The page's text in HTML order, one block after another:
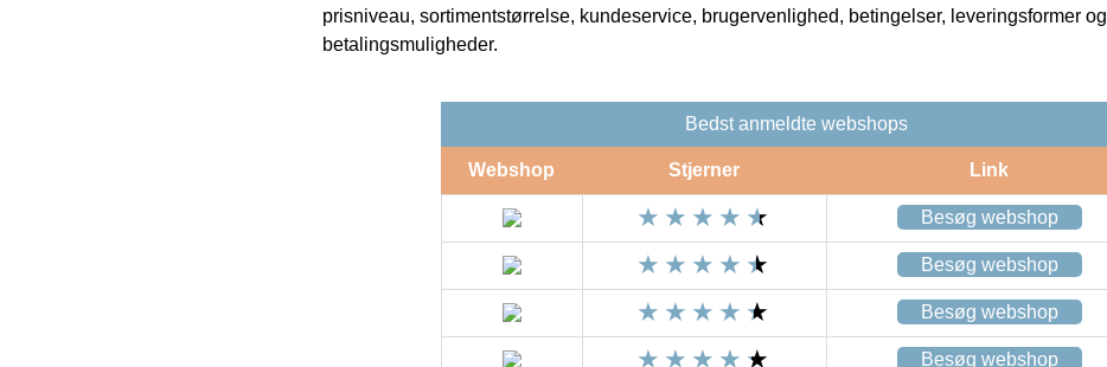
prisniveau, sortimentstørrelse, kundeservice, brugervenlighed, betingelser, leveringsformer og
betalingsmuligheder.
Bedst anmeldte webshops
Webshop Stjerner Link
Besøg webshop
Besøg webshop
Besøg webshop
Besøg webshop